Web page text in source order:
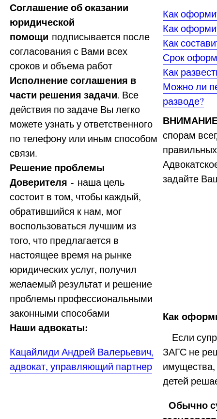
Соглашение об оказании
юридической
помощи подписывается после
согласования с Вами всех
сроков и объема работ
Исполнение соглашения в
части решения задачи. Все
действия по задаче Вы легко
можете узнать у ответственного
по телефону или иным способом
связи.
Решение проблемы
Доверителя - наша цель
состоит в том, чтобы каждый,
обратившийся к нам, мог
воспользоваться лучшим из
того, что предлагается в
настоящее время на рынке
юридических услуг, получил
желаемый результат и решение
проблемы профессиональными
законными способами
Наши адвокаты:
Кацайлиди Андрей Валерьевич,
адвокат, управляющий партнер
Как
Как
Как
Срок
Как
Можно ли
разводе?
спорам
задайте
Как
Если
ЗАГС не
детей
Обычно